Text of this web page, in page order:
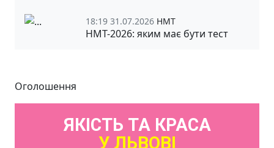
18:19 31.07.2026 НМТ
НМТ-2026: яким має бути тест
Оголошення
ЯКІСТЬ ТА КРАСА
У ЛЬВОВІ